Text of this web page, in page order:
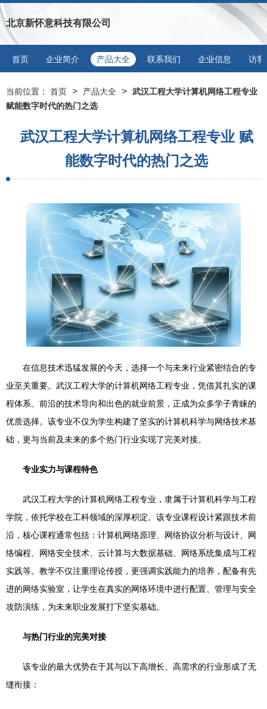
北京新怀意科技有限公司
首页 企业简介 产品大全 联系我们 企业信息 访客
当前位置： 首页 > 产品大全 > 武汉工程大学计算机网络工程专业
赋能数字时代的热门之选
武汉工程大学计算机网络工程专业 赋
能数字时代的热门之选
在信息技术迅猛发展的今天，选择一个与未来行业紧密结合的专
业至关重要。武汉工程大学的计算机网络工程专业，凭借其扎实的课
程体系、前沿的技术导向和出色的就业前景，正成为众多学子青睐的
优质选择。该专业不仅为学生构建了坚实的计算机科学与网络技术基
础，更与当前及未来的多个热门行业实现了完美对接。
专业实力与课程特色
武汉工程大学的计算机网络工程专业，隶属于计算机科学与工程
学院，依托学校在工科领域的深厚积淀。该专业课程设计紧跟技术前
沿，核心课程通常包括：计算机网络原理、网络协议分析与设计、网
络编程、网络安全技术、云计算与大数据基础、网络系统集成与工程
实践等。教学不仅注重理论传授，更强调实践能力的培养，配备有先
进的网络实验室，让学生在真实的网络环境中进行配置、管理与安全
攻防演练，为未来职业发展打下坚实基础。
与热门行业的完美对接
该专业的最大优势在于其与以下高增长、高需求的行业形成了无
缝衔接：